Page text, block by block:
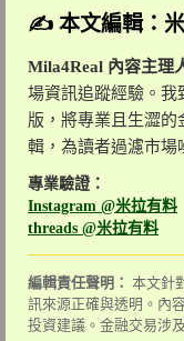
✍️ 本文編輯：
Mila4Real 內容主理
場資訊追蹤經驗。我
版，將專業且生澀
輯，為讀者過濾市場
專業驗證：
Instagram @米拉有料
threads @米拉有料
編輯責任聲明： 本文針
訊來源正確與透明。內
投資建議。金融交易涉